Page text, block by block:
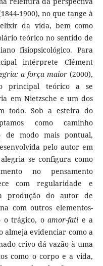
1900), no que tange à
da vida, bem como
teórico no sentido de
fisiopsicológico. Para
intérprete Clément
a força maior (2000),
principal teórico a se
em Nietzsche e um dos
todo. Sob a esteira do
como caminho
de modo mais pontual,
pelo autor em
se configura como
no pensamento
com regularidade e
produção do autor de
com outros elementos-
o trágico, oamor-fati e a
almeja evidenciar como a
crivo dá vazão à uma
como o corpo e a vida,